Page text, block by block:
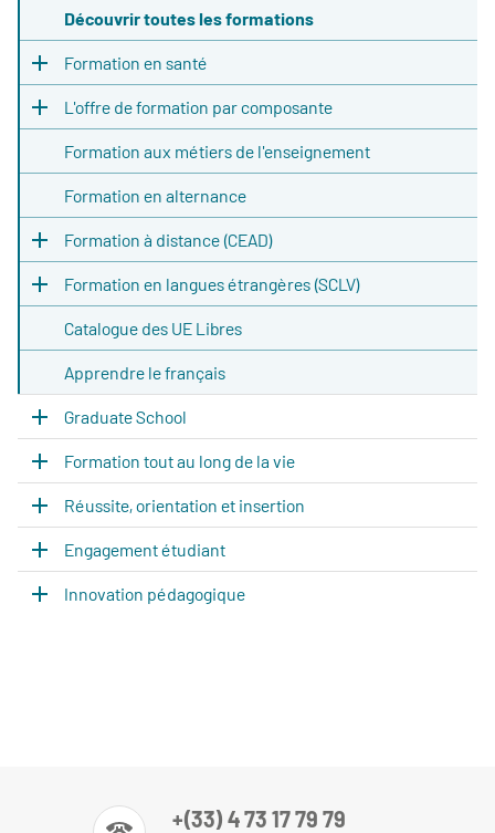
Découvrir toutes les formations
Formation en santé
L'offre de formation par composante
Formation aux métiers de l'enseignement
Formation en alternance
Formation à distance (CEAD)
Formation en langues étrangères (SCLV)
Catalogue des UE Libres
Apprendre le français
Graduate School
Formation tout au long de la vie
Réussite, orientation et insertion
Engagement étudiant
Innovation pédagogique
+(33) 4 73 17 79 79